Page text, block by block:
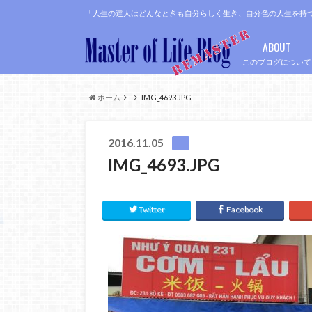
「人生の達人はどんなときも自分らしく生き、自分色の人生を持
このブログについて
ABOUT
ホーム IMG_4693.JPG
2016.11.05
IMG_4693.JPG
Twitter Facebook